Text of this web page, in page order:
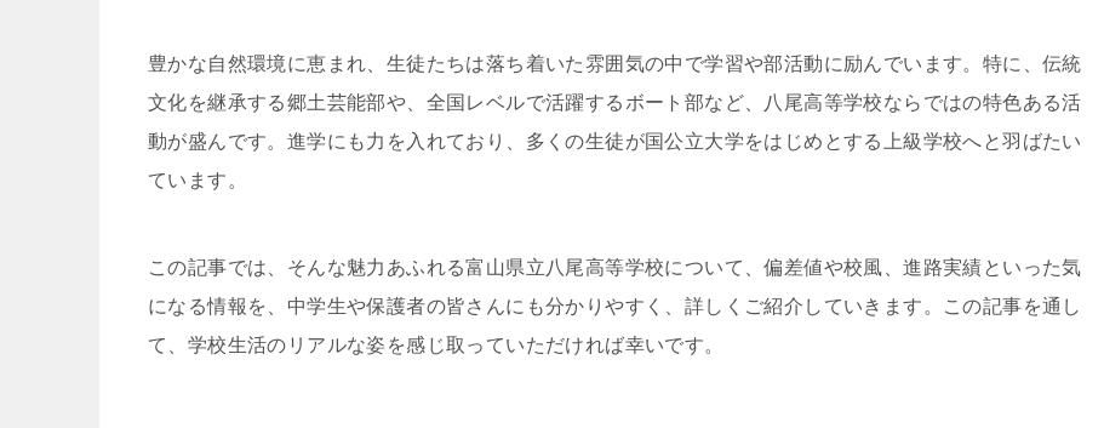
豊かな自然環境に恵まれ、生徒たちは落ち着いた雰囲気の中で学習や部活動に励んでいます。特に、伝統
文化を継承する郷土芸能部や、全国レベルで活躍するボート部など、八尾高等学校ならではの特色ある活
動が盛んです。進学にも力を入れており、多くの生徒が国公立大学をはじめとする上級学校へと羽ばたい
ています。
この記事では、そんな魅力あふれる富山県立八尾高等学校について、偏差値や校風、進路実績といった気
になる情報を、中学生や保護者の皆さんにも分かりやすく、詳しくご紹介していきます。この記事を通し
て、学校生活のリアルな姿を感じ取っていただければ幸いです。